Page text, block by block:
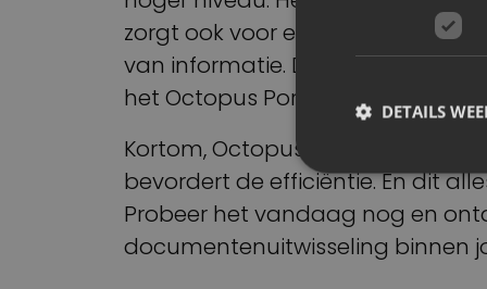
zorgt ook voor een verbeterde
van informatie. De eenvoudige,
het Octopus Portaal een
Kortom, Octopus Portaal
bevordert de efficiëntie. En dit
Probeer het vandaag nog en
documentenuitwisseling binnen
DETAILS